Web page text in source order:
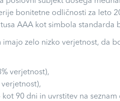
bonitetne odličnosti za leto
AAA kot simbola standarda
zelo nizko verjetnost, da
verjetnost),
90 dni in uvrstitev na